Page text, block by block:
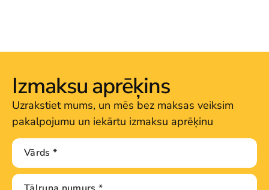
Izmaksu aprēķins
Uzrakstiet mums, un mēs bez maksas veiksim
pakalpojumu un iekārtu izmaksu aprēķinu